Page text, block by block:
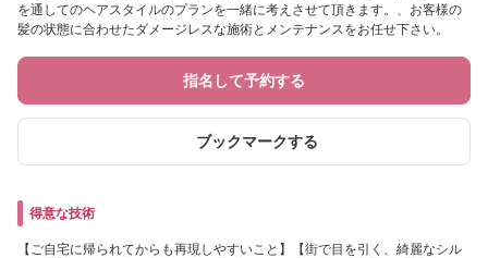
を通してのヘアスタイルのプランを一緒に考えさせて頂きます。、お客様の
髪の状態に合わせたダメージレスな施術とメンテナンスをお任せ下さい。
指名して予約する
ブックマークする
得意な技術
【ご自宅に帰られてからも再現しやすいこと】【街で目を引く、綺麗なシル